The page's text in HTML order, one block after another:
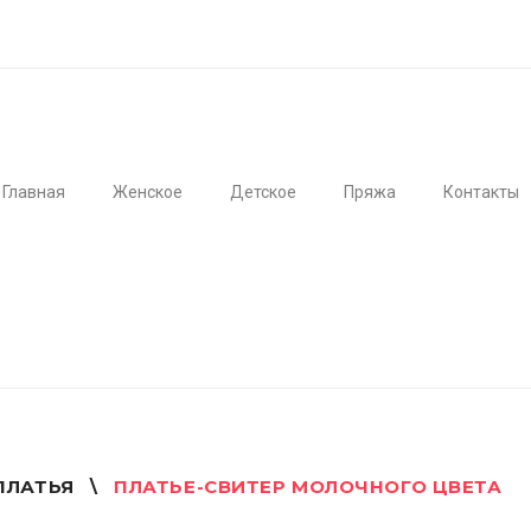
Главная Женское Детское Пряжа Контакты
\ ПЛАТЬЕ-СВИТЕР МОЛОЧНОГО ЦВЕТА